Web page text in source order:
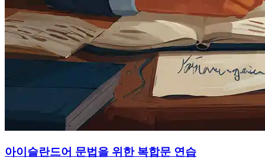
아이슬란드어 문법을 위한 복합문 연습